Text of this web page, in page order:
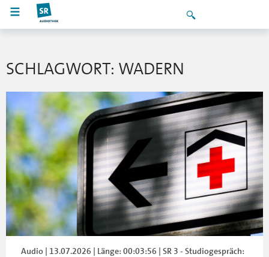
SCHLAGWORT: WADERN
Audio | 13.07.2026 | Länge: 00:03:56 | SR 3 - Studiogespräch: